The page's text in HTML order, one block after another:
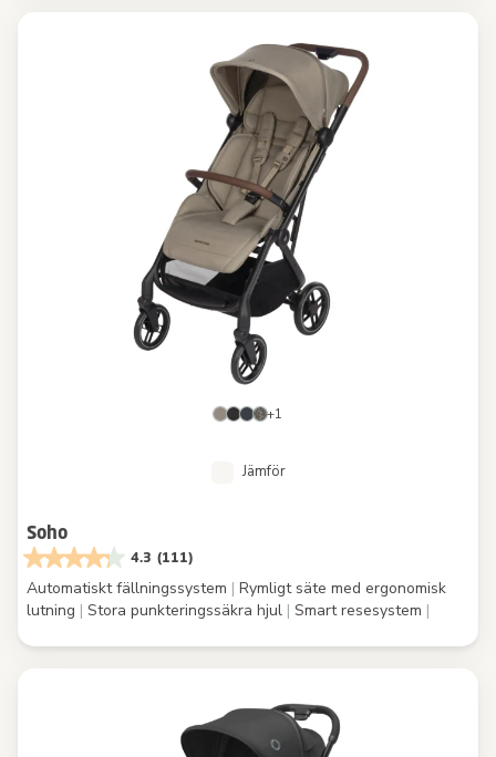
+1
Jämför
Soho
4.3 (111)
Automatiskt fällningssystem | Rymligt säte med ergonomisk
lutning | Stora punkteringssäkra hjul | Smart resesystem |